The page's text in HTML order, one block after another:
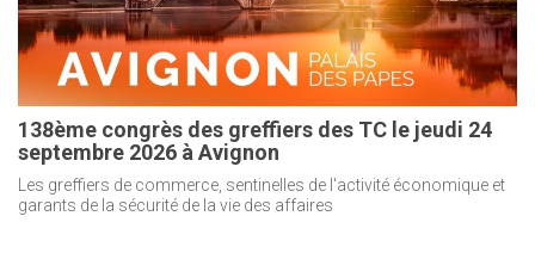
138ème congrès des greffiers des TC le jeudi 24
septembre 2026 à Avignon
Les greffiers de commerce, sentinelles de l'activité économique et
garants de la sécurité de la vie des affaires